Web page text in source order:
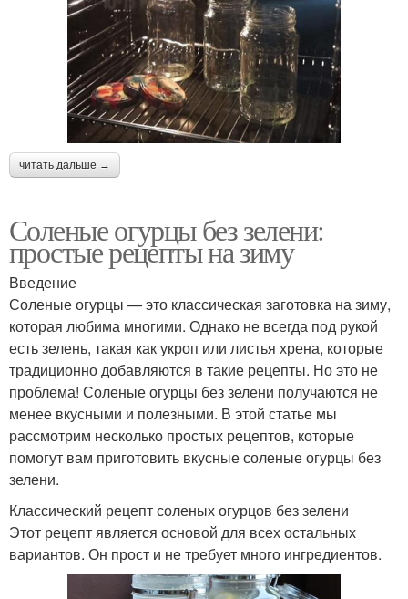
читать дальше →
Соленые огурцы без зелени:
простые рецепты на зиму
Введение
Соленые огурцы — это классическая заготовка на зиму,
которая любима многими. Однако не всегда под рукой
есть зелень, такая как укроп или листья хрена, которые
традиционно добавляются в такие рецепты. Но это не
проблема! Соленые огурцы без зелени получаются не
менее вкусными и полезными. В этой статье мы
рассмотрим несколько простых рецептов, которые
помогут вам приготовить вкусные соленые огурцы без
зелени.
Классический рецепт соленых огурцов без зелени
Этот рецепт является основой для всех остальных
вариантов. Он прост и не требует много ингредиентов.